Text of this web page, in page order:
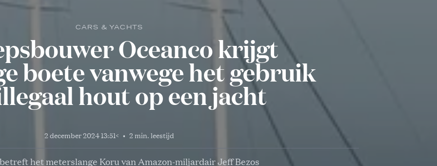
CARS & YACHTS
Oceanco krijgt
boete vanwege het gebruik
hout op een jacht
2 december 2024 13:51< • 2 min. leestijd
het meterslange Koru van Amazon-miljardair Jeff Bezos